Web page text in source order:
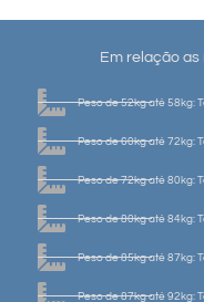
Em relação
Peso de 52kg até 58kg:
Peso de 60kg até 72kg:
Peso de 72kg até 80kg:
Peso de 80kg até 84kg:
Peso de 85kg até 87kg:
Peso de 87kg até 92kg: